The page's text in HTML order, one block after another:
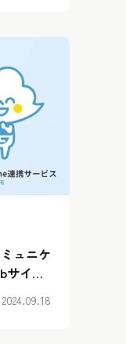
ュニケ
サイト
2024.09.18